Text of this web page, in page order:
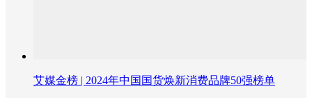
艾媒金榜 | 2024年中国国货焕新消费品牌50强榜单